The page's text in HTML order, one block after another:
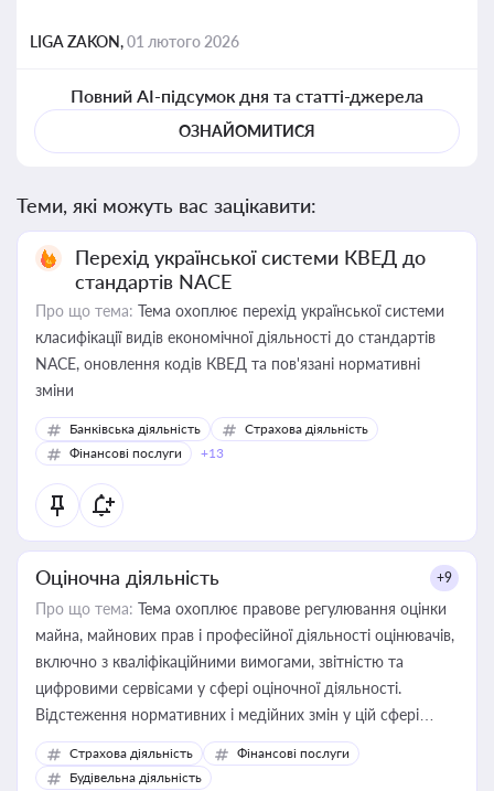
LIGA ZAKON,01 лютого 2026
Повний AI-підсумок дня та статті-джерела
ОЗНАЙОМИТИСЯ
Теми, які можуть вас зацікавити:
Перехід української системи КВЕД до
стандартів NACE
Про що тема: Тема охоплює перехід української системи
класифікації видів економічної діяльності до стандартів
NACE, оновлення кодів КВЕД та пов'язані нормативні
зміни
Банківська діяльність
Страхова діяльність
Фінансові послуги
+13
Оціночна діяльність +9
Про що тема: Тема охоплює правове регулювання оцінки
майна, майнових прав і професійної діяльності оцінювачів,
включно з кваліфікаційними вимогами, звітністю та
цифровими сервісами у сфері оціночної діяльності.
Відстеження нормативних і медійних змін у цій сфері
корисне для власника бізнесу, керівника, юриста або
бухгалтера під час оподаткування, приватизації, оренди
Страхова діяльність
Фінансові послуги
Будівельна діяльність